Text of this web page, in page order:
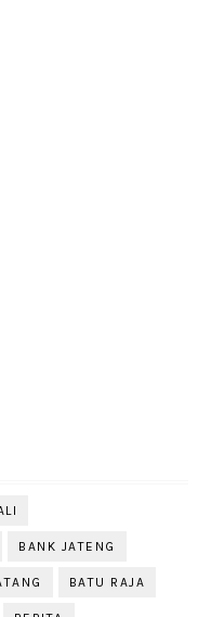
BANK JATENG
BATU RAJA